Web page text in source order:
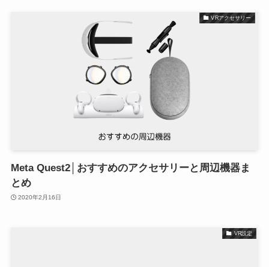
VRアクセサリー
Meta Quest2│おすすめのアクセサリーと周辺機器ま
とめ
2020年2月16日
VR設定